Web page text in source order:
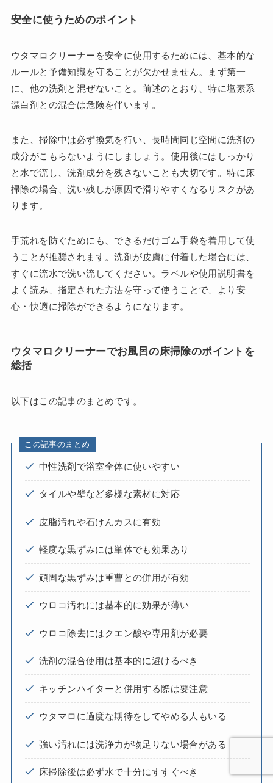
安全に使うためのポイント
ウタマロクリーナーを安全に使用するためには、基本的な
ルールと予備知識を守ることが欠かせません。まず第一
に、他の洗剤と混ぜないこと。前述のとおり、特に塩素系
漂白剤との混合は危険を伴います。
また、掃除中は必ず換気を行い、長時間同じ空間に洗剤の
成分がこもらないようにしましょう。使用後にはしっかり
と水で流し、洗剤成分を残さないことも大切です。特に床
掃除の場合、洗い残しが原因で滑りやすくなるリスクがあ
ります。
手荒れを防ぐためにも、できるだけゴム手袋を着用して使
うことが推奨されます。洗剤が皮膚に付着した場合には、
すぐに流水で洗い流してください。ラベルや使用説明書を
よく読み、指定された方法を守って使うことで、より安
心・快適に掃除ができるようになります。
ウタマロクリーナーでお風呂の床掃除のポイントを
総括
以下はこの記事のまとめです。
この記事のまとめ
中性洗剤で浴室全体に使いやすい
タイルや壁など多様な素材に対応
皮脂汚れや石けんカスに有効
軽度な黒ずみには単体でも効果あり
頑固な黒ずみは重曹との併用が有効
ウロコ汚れには基本的に効果が薄い
ウロコ除去にはクエン酸や専用剤が必要
洗剤の混合使用は基本的に避けるべき
キッチンハイターと併用する際は要注意
ウタマロに過度な期待をしてやめる人もいる
強い汚れには洗浄力が物足りない場合がある
床掃除後は必ず水で十分にすすぐべき